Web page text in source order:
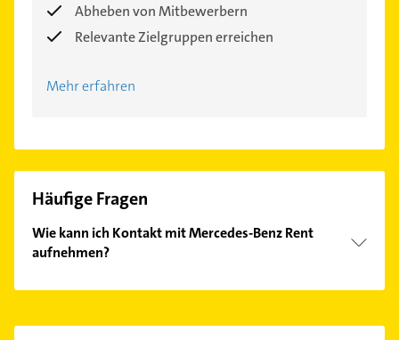
Abheben von Mitbewerbern
Relevante Zielgruppen erreichen
Mehr erfahren
Häufige Fragen
Wie kann ich Kontakt mit Mercedes-Benz Rent
aufnehmen?